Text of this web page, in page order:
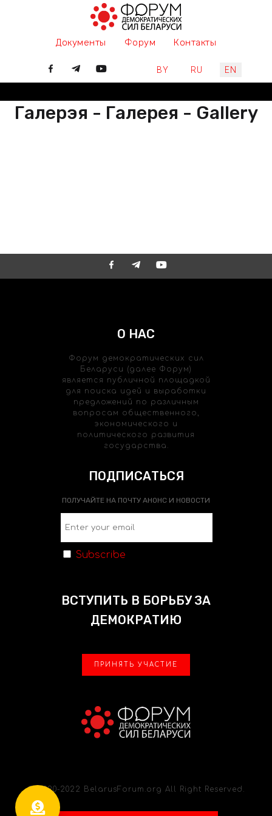
Документы Форум Контакты
Select your language
BY RU EN
Галерэя - Галерея - Gallery
О НАС
Форум демократических сил
Беларуси (далее Форум)
является публичной площадкой
для поиска идей и выработки
предложений по различным
вопросам общественного,
экономического и
политического развития
государства.
ПОДПИСАТЬСЯ
ПОЛУЧАЙТЕ НА ПОЧТУ АНОНС И НОВОСТИ
Subscribe
ВСТУПИТЬ В БОРЬБУ ЗА
ДЕМОКРАТИЮ
ПРИНЯТЬ УЧАСТИЕ
© 2020-2022 BelarusForum.org All Right Reserved.